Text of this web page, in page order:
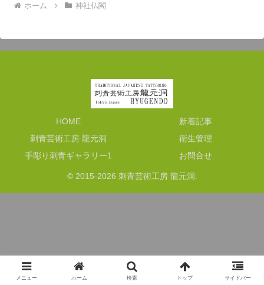
ホーム 神社仏閣
HOME
新着記事
刺青芸術工房 龍元洞
衛生管理
手彫り刺青ギャラリー1
お問合せ
© 2015-2026 刺青芸術工房 龍元洞.
メニュー ホーム 検索 トップ サイドバー